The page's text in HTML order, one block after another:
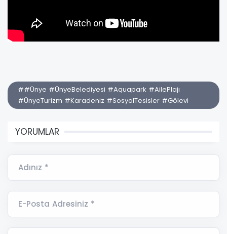
##Ünye #ÜnyeBelediyesi #Aquapark #AilePlajı
#ÜnyeTurizm #Karadeniz #SosyalTesisler #Gölevi
YORUMLAR
Adınız *
E-Posta Adresiniz *